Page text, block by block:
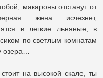
макароны отстанут от
жена исчезнет,
в легкие льняные, в
по светлым комнатам
озера…
на высокой скале, ты